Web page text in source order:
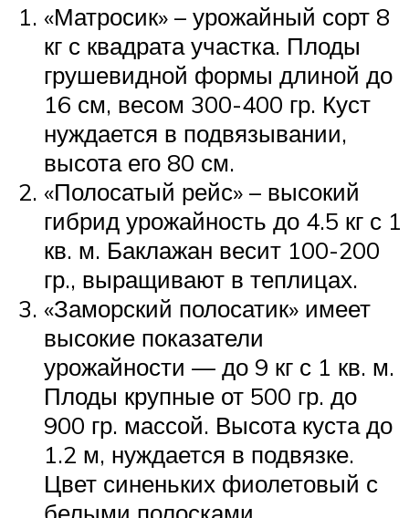
«Матросик» – урожайный сорт 8
кг с квадрата участка. Плоды
грушевидной формы длиной до
16 см, весом 300-400 гр. Куст
нуждается в подвязывании,
высота его 80 см.
«Полосатый рейс» – высокий
гибрид урожайность до 4.5 кг с 1
кв. м. Баклажан весит 100-200
гр., выращивают в теплицах.
«Заморский полосатик» имеет
высокие показатели
урожайности — до 9 кг с 1 кв. м.
Плоды крупные от 500 гр. до
900 гр. массой. Высота куста до
1.2 м, нуждается в подвязке.
Цвет синеньких фиолетовый с